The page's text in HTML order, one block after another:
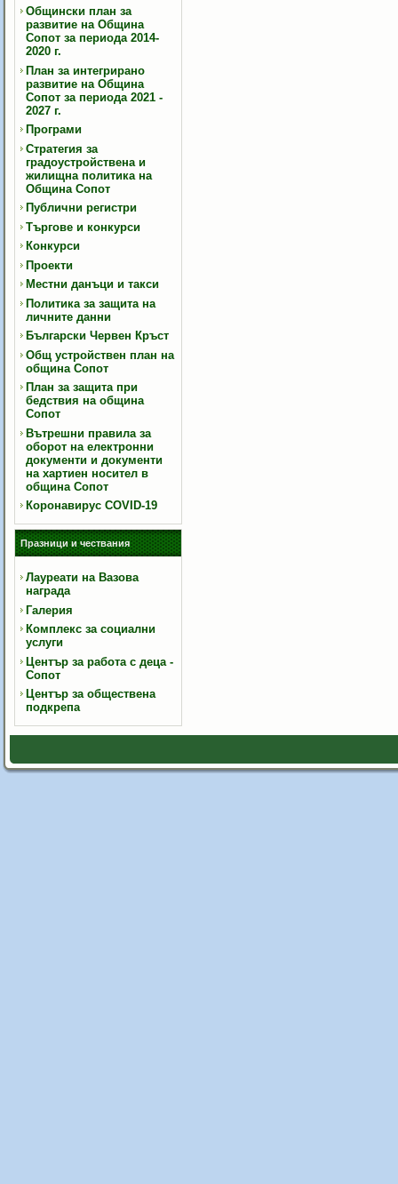
Общински план за
развитие на Община
Сопот за периода 2014-
2020 г.
План за интегрирано
развитие на Община
Сопот за периода 2021 -
2027 г.
Програми
Стратегия за
градоустройствена и
жилищна политика на
Община Сопот
Публични регистри
Търгове и конкурси
Конкурси
Проекти
Местни данъци и такси
Политика за защита на
личните данни
Български Червен Кръст
Общ устройствен план на
община Сопот
План за защита при
бедствия на община
Сопот
Вътрешни правила за
оборот на електронни
документи и документи
на хартиен носител в
община Сопот
Коронавирус COVID-19
Празници и чествания
Лауреати на Вазова
награда
Галерия
Комплекс за социални
услуги
Център за работа с деца -
Сопот
Център за обществена
подкрепа